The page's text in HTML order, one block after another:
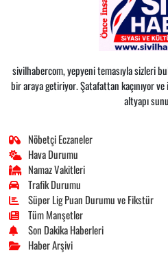
sivilhabercom, yepyeni temasıyla sizleri
bir araya getiriyor. Şatafattan kaçınıyor
altyapı
Nöbetçi Eczaneler
Hava Durumu
Namaz Vakitleri
Trafik Durumu
Süper Lig Puan Durumu ve Fikstür
Tüm Manşetler
Son Dakika Haberleri
Haber Arşivi